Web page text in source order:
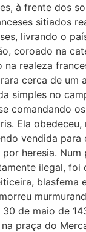
à frente dos
sitiados
livrando o
coroado na
realeza
cerca de um
simples no
comandando
Ela
vendida para
heresia. Num
ilegal, foi
blasfema
de maio de
praça do